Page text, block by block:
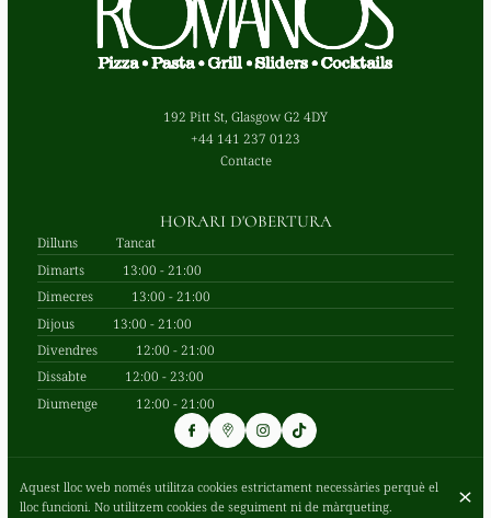
192 Pitt St, Glasgow G2 4DY
+44 141 237 0123
Contacte
HORARI D'OBERTURA
Dilluns
Tancat
Dimarts
13:00 - 21:00
Dimecres
13:00 - 21:00
Dijous
13:00 - 21:00
Divendres
12:00 - 21:00
Dissabte
12:00 - 23:00
Diumenge
12:00 - 21:00
© Romano's 2026
Avisos legals Protecció de dadesConfiguració de galetes
Aquest lloc web només utilitza cookies estrictament necessàries perquè el
lloc funcioni. No utilitzem cookies de seguiment ni de màrqueting.